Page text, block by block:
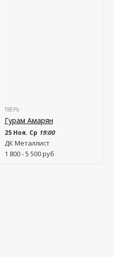
ТВЕРЬ
Гурам Амарян
25 Ноя. Ср 19:00
ДК Металлист
1 800 - 5 500руб